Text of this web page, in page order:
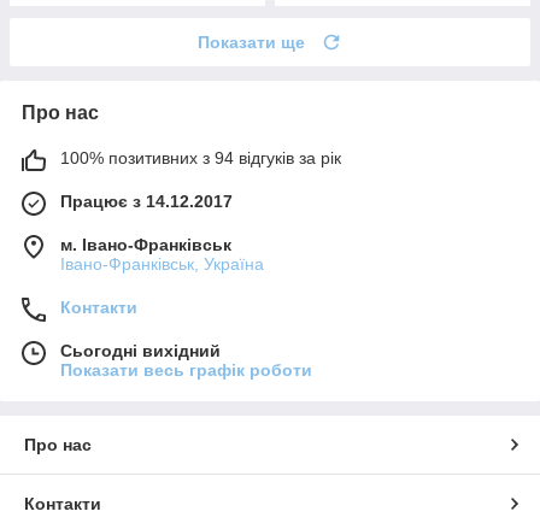
Показати ще
Про нас
100% позитивних з 94 відгуків за рік
Працює з 14.12.2017
м. Івано-Франківськ
Івано-Франківськ, Україна
Контакти
Сьогодні вихідний
Показати весь графік роботи
Про нас
Контакти